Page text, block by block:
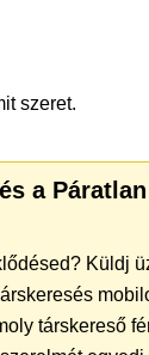
szeret.
a Páratlan
Küldj
társkereső